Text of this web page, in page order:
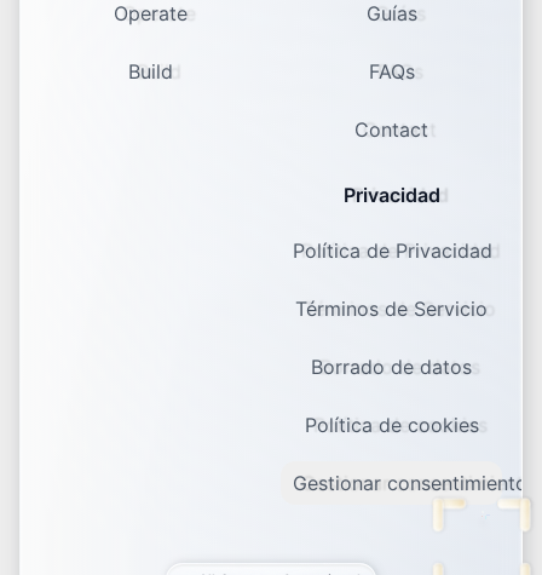
Operate
Build
Guías
FAQs
Contact
Privacidad
Política de Privacidad
Términos de Servicio
Borrado de datos
Política de cookies
Gestionar consentimiento